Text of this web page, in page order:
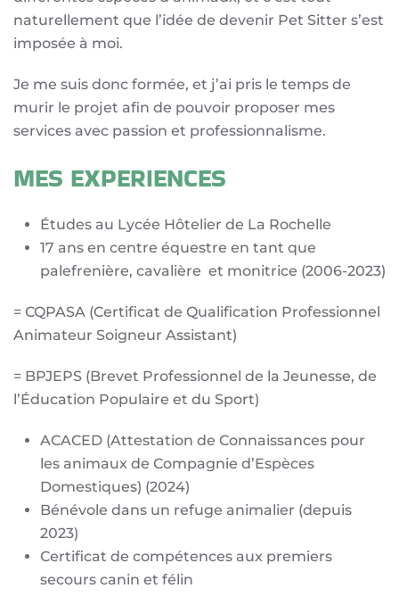
naturellement que l’idée de devenir Pet Sitter s’est
imposée à moi.
Je me suis donc formée, et j’ai pris le temps de
murir le projet afin de pouvoir proposer mes
services avec passion et professionnalisme.
MES EXPERIENCES
Études au Lycée Hôtelier de La Rochelle
17 ans en centre équestre en tant que
palefrenière, cavalière et monitrice (2006-2023)
= CQPASA (Certificat de Qualification Professionnel
Animateur Soigneur Assistant)
= BPJEPS (Brevet Professionnel de la Jeunesse, de
l’Éducation Populaire et du Sport)
ACACED (Attestation de Connaissances pour
les animaux de Compagnie d’Espèces
Domestiques) (2024)
Bénévole dans un refuge animalier (depuis
2023)
Certificat de compétences aux premiers
secours canin et félin